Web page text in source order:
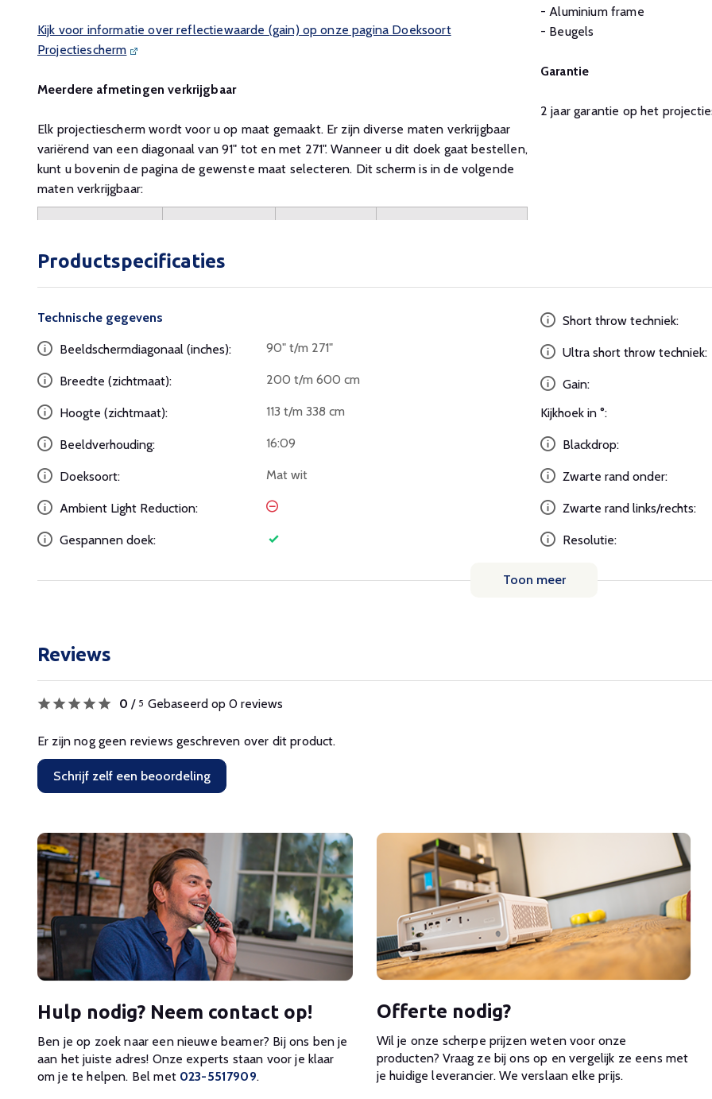
Kijk voor informatie over reflectiewaarde (gain) op onze pagina Doeksoort
Projectiescherm
Meerdere afmetingen verkrijgbaar
Elk projectiescherm wordt voor u op maat gemaakt. Er zijn diverse maten verkrijgbaar
variërend van een diagonaal van 91" tot en met 271". Wanneer u dit doek gaat bestellen,
kunt u bovenin de pagina de gewenste maat selecteren. Dit scherm is in de volgende
maten verkrijgbaar:
- Aluminium frame
- Beugels
Garantie
2 jaar garantie op het
Productspecificaties
Technische gegevens
Beeldschermdiagonaal (inches): 90" t/m 271"
Breedte (zichtmaat): 200 t/m 600 cm
Hoogte (zichtmaat): 113 t/m 338 cm
Beeldverhouding: 16:09
Doeksoort: Mat wit
Ambient Light Reduction:
Gespannen doek:
Short throw techniek:
Ultra short throw techniek:
Gain:
Kijkhoek in °:
Blackdrop:
Zwarte rand onder:
Zwarte rand links/rechts:
Resolutie:
Toon meer
Reviews
0 / 5 Gebaseerd op 0 reviews
Er zijn nog geen reviews geschreven over dit product.
Schrijf zelf een beoordeling
Hulp nodig? Neem contact op!
Ben je op zoek naar een nieuwe beamer? Bij ons ben je
aan het juiste adres! Onze experts staan voor je klaar
om je te helpen. Bel met 023-5517909.
Offerte nodig?
Wil je onze scherpe prijzen weten voor onze
producten? Vraag ze bij ons op en vergelijk ze eens met
je huidige leverancier. We verslaan elke prijs.